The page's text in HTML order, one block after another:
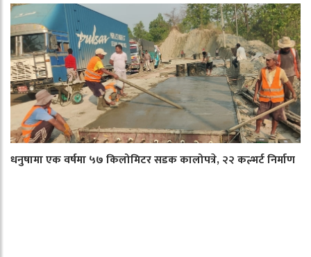
धनुषामा एक वर्षमा ५७ किलोमिटर सडक कालोपत्रे, २२ कल्भर्ट निर्माण